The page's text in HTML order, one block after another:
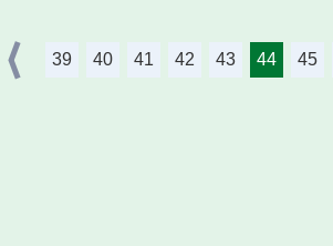
39 40 41 42 43 44 45